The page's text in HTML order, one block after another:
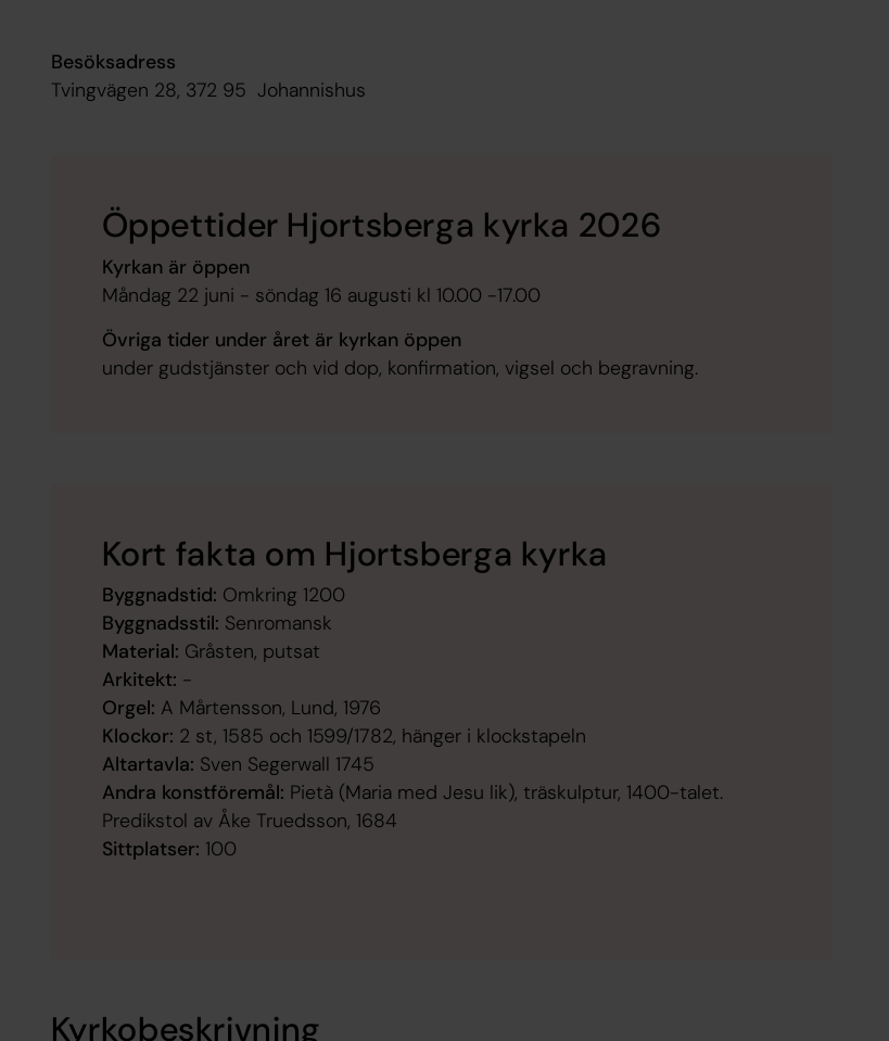
Besöksadress
Tvingvägen 28, 372 95 Johannishus
Öppettider Hjortsberga kyrka 2026
Kyrkan är öppen
Måndag 22 juni - söndag 16 augusti kl 10.00 -17.00
Övriga tider under året är kyrkan öppen
under gudstjänster och vid dop, konfirmation, vigsel och begravning.
Kort fakta om Hjortsberga kyrka
Byggnadstid: Omkring 1200
Byggnadsstil: Senromansk
Material: Gråsten, putsat
Arkitekt: -
Orgel: A Mårtensson, Lund, 1976
Klockor: 2 st, 1585 och 1599/1782, hänger i klockstapeln
Altartavla: Sven Segerwall 1745
Andra konstföremål: Pietà (Maria med Jesu lik), träskulptur, 1400-talet.
Predikstol av Åke Truedsson, 1684
Sittplatser: 100
Kyrkobeskrivning